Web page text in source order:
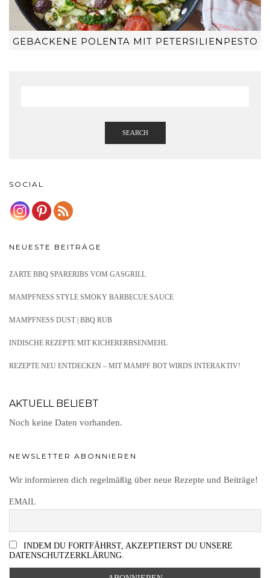
GEBACKENE POLENTA MIT PETERSILIENPESTO
SEARCH
SOCIAL
NEUESTE BEITRÄGE
ZARTE BBQ SPARERIBS VOM GASGRILL
MAMPFNESS STYLE SMOKY BARBECUE SAUCE
MAMPFNESS DUST | BBQ RUB
INDISCHE REZEPTE MIT KICHERERBSENMEHL
REZEPTE NEU ENTDECKEN – MIT MAMPF BOT WIRDS INTERAKTIV!
AKTUELL BELIEBT
Noch keine Daten vorhanden.
NEWSLETTER ABONNIEREN
Wir informieren dich regelmäßig über neue Rezepte und Beiträge!
EMAIL
INDEM DU FORTFÄHRST, AKZEPTIERST DU UNSERE
DATENSCHUTZERKLÄRUNG.